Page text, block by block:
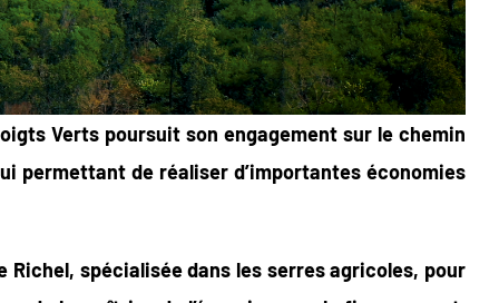
Verts poursuit son engagement sur le chemin
permettant de réaliser d’importantes économies
Richel, spécialisée dans les serres agricoles, pour